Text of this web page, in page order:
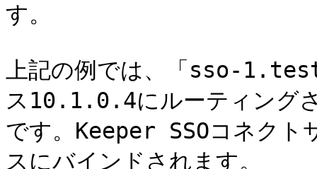
す。
上記の例では、「sso-
ス10.1.0.4にルーティング
です。Keeper SSOコネクト
スにバインドされます。